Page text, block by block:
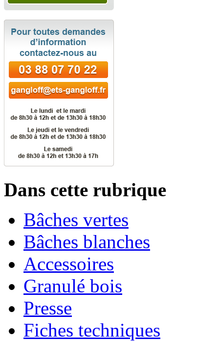
Dans cette rubrique
Bâches vertes
Bâches blanches
Accessoires
Granulé bois
Presse
Fiches techniques